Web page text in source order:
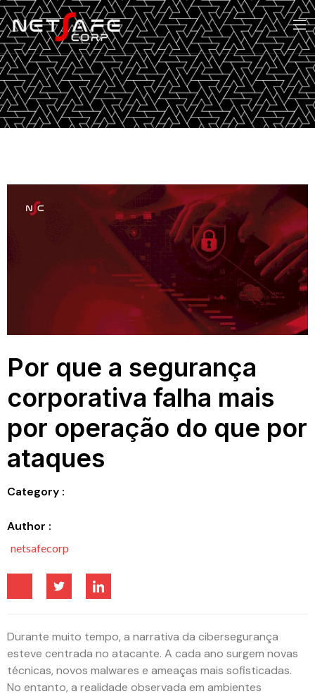
Por que a segurança
corporativa falha mais
por operação do que por
ataques
Category :
Author :
netsafecorp
Durante muito tempo, a narrativa da cibersegurança
esteve centrada no atacante. A cada ano surgem novas
técnicas, novos malwares e ameaças mais sofisticadas.
No entanto, a realidade observada em ambientes